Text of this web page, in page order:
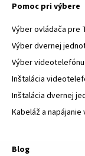
Pomoc pri výbere
Výber ovládača pre
Výber dvernej
Výber videotelefónu
Inštalácia
Inštalácia dvernej
Kabeláž a
Blog